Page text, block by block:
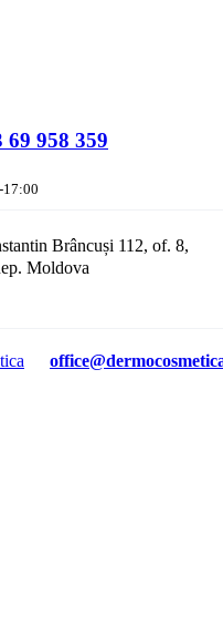
69 958 359
Brâncuși 112, of. 8,
Moldova